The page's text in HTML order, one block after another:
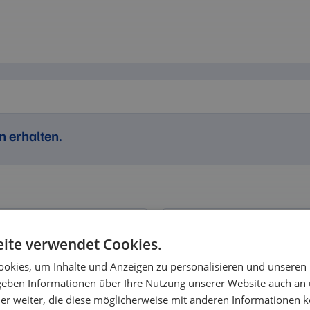
erhalten.
VMQ / MVQ (Silikon)
FFKM
HNBR
AU / EU
Faserdichtungswerkstoff
Grafit / Graphit
verwendet Cookies.
um Inhalte und Anzeigen zu personalisieren und
Informationen über Ihre Nutzung unserer Website auch an
weiter, die diese möglicherweise mit anderen Informationen